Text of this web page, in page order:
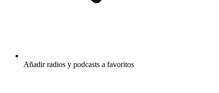
Añadir radios y podcasts a favoritos